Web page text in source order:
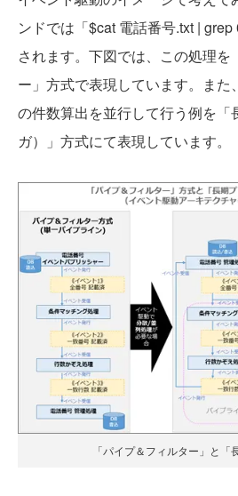
ンドでは「$cat 電話番号.txt |
されます。下図では、この処理を
ー」方式で表現しています。また
の件数算出を並行して行う例を「
ガ）」方式にて表現しています。
「パイプ＆フィルター」と「